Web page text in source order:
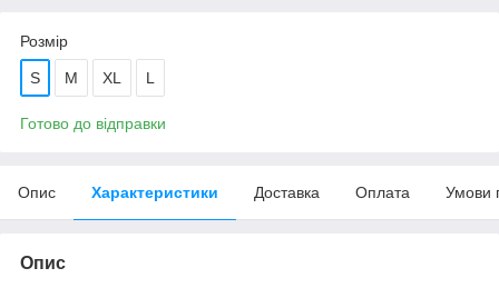
Розмір
S M XL L
Готово до відправки
Опис Характеристики Доставка Оплата Умови
Опис